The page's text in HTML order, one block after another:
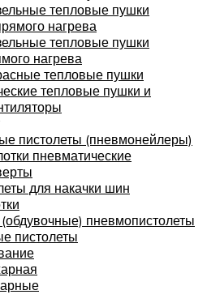
тепловые пушки
нагрева
тепловые пушки
нагрева
тепловые пушки
тепловые пушки и
пистолеты (пневмонейлеры)
пневматические
для накачки шин
пневмопистолеты
пистолеты